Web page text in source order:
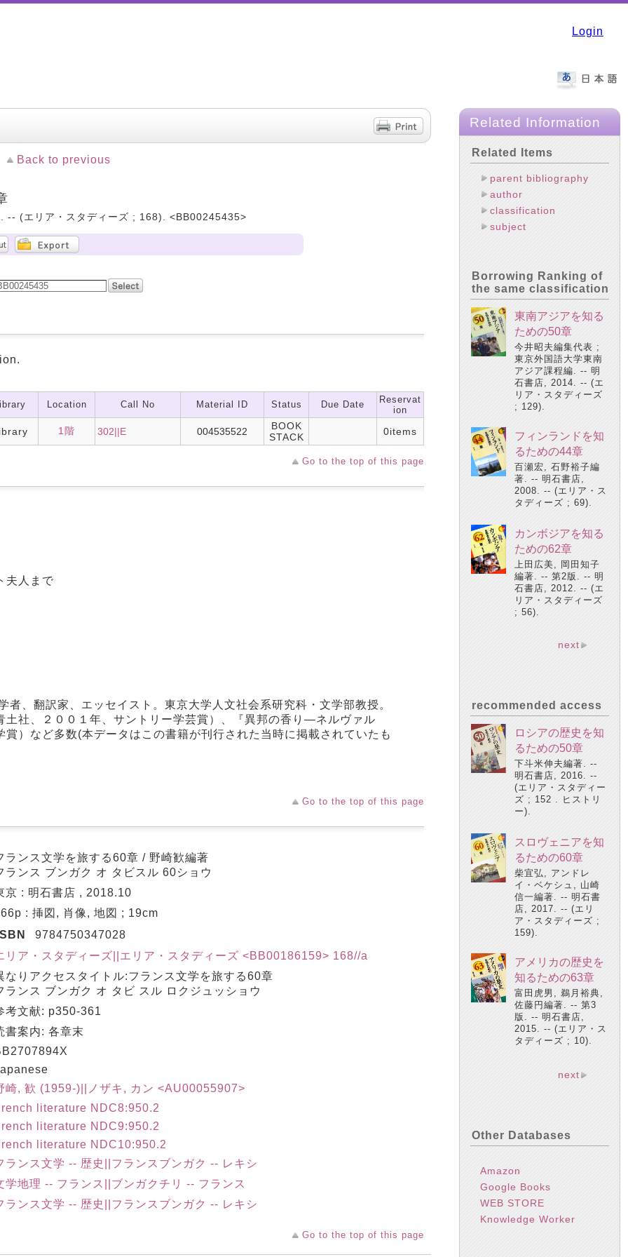
Login
Back to previous
-- (エリア・スタディーズ ; 168). <BB00245435>
Location Call No Material ID Status Due Date
Reservat
ion
1階 302||E 004535522
BOOK
STACK
0items
Go to the top of this page
夫人まで
、翻訳家、エッセイスト。東京大学人文社会系研究科・文学部教授。
社、２００１年、サントリー学芸賞）、『異邦の香り―ネルヴァル
）など多数(本データはこの書籍が刊行された当時に掲載されていたも
Go to the top of this page
ランス文学を旅する60章 / 野崎歓編著
ランス ブンガク オ タビスル 60ショウ
京 : 明石書店 , 2018.10
: 挿図, 肖像, 地図 ; 19cm
9784750347028
リア・スタディーズ||エリア・スタディーズ <BB00186159> 168//a
なりアクセスタイトル:フランス文学を旅する60章
ランス ブンガク オ タビ スル ロクジュッショウ
考文献: p350-361
書案内: 各章末
崎, 歓 (1959-)||ノザキ, カン <AU00055907>
literature NDC8:950.2
literature NDC9:950.2
literature NDC10:950.2
ランス文学 -- 歴史||フランスブンガク -- レキシ
学地理 -- フランス||ブンガクチリ -- フランス
ランス文学 -- 歴史||フランスブンガク -- レキシ
Go to the top of this page
Related Information
Related Items
parent bibliography
author
classification
subject
Borrowing Ranking of
the same classification
東南アジアを知る
ための50章
今井昭夫編集代表 ;
東京外国語大学東南
アジア課程編. -- 明
石書店, 2014. -- (エ
リア・スタディーズ
; 129).
フィンランドを知
るための44章
百瀬宏, 石野裕子編
著. -- 明石書店,
2008. -- (エリア・ス
タディーズ ; 69).
カンボジアを知る
ための62章
上田広美, 岡田知子
編著. -- 第2版. -- 明
石書店, 2012. -- (エ
リア・スタディーズ
; 56).
next
recommended access
ロシアの歴史を知
るための50章
下斗米伸夫編著. --
明石書店, 2016. --
(エリア・スタディー
ズ ; 152 . ヒストリ
ー).
スロヴェニアを知
るための60章
柴宜弘, アンドレ
イ・ベケシュ, 山崎
信一編著. -- 明石書
店, 2017. -- (エリ
ア・スタディーズ ;
159).
アメリカの歴史を
知るための63章
富田虎男, 鵜月裕典,
佐藤円編著. -- 第3
版. -- 明石書店,
2015. -- (エリア・ス
タディーズ ; 10).
next
Other Databases
Amazon
Google Books
WEB STORE
Knowledge Worker